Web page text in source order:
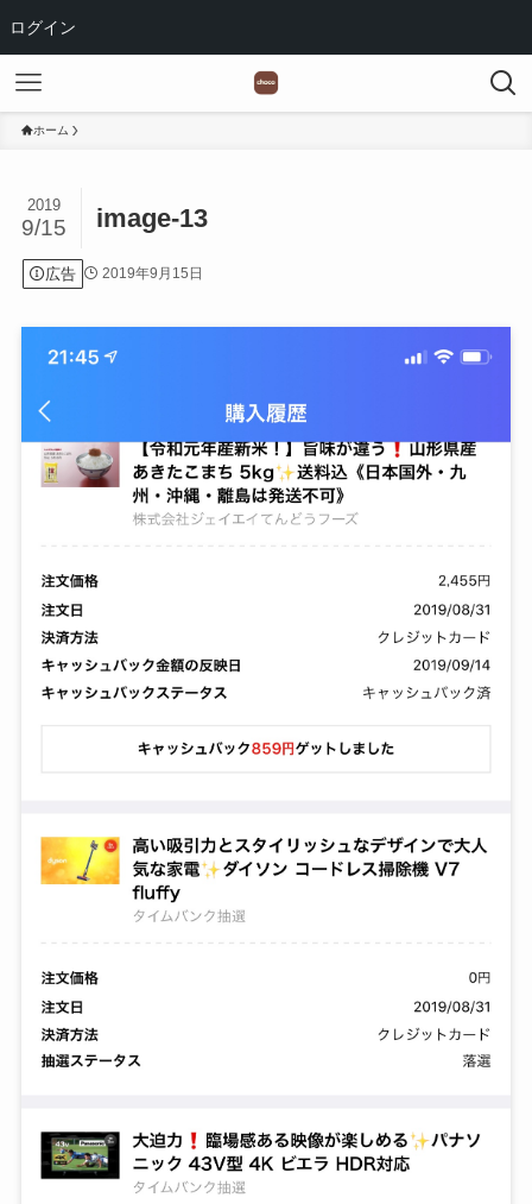
ログイン
ホーム
image-13
2019
9/15
広告 2019年9月15日